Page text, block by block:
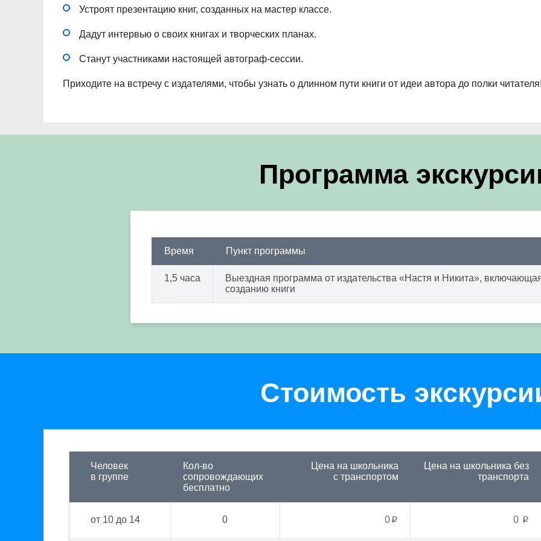
Устроят презентацию книг, созданных на мастер классе.
Дадут интервью о своих книгах и творческих планах.
Станут участниками настоящей автограф-сессии.
Приходите на встречу с издателями, чтобы узнать о длинном пути книги от идеи автора до полки
Программа
Время Пункт программы
1,5 часа
Выездная программа от издательства «Настя и Никита»,
созданию книги
Стоимость
Цена на школьника
с транспортом
Цена на школьника без
транспорта
Человек
в группе
Кол-во
сопровождающих
бесплатно
0p 0 p
от 10 до 14 0